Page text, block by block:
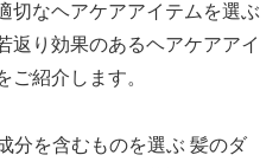
切なヘアケアアイテムを選ぶ
返り効果のあるヘアケアアイ
ご紹介します。
分を含むものを選ぶ 髪のダ